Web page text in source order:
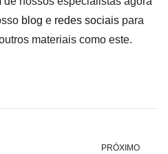
blog e redes sociais para
materiais como este.
PRÓXIMO